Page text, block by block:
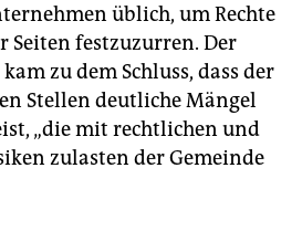
üblich, um Rechte
Seiten festzuzurren. Der
zu dem Schluss, dass der
Stellen deutliche Mängel
„die mit rechtlichen und
zulasten der Gemeinde